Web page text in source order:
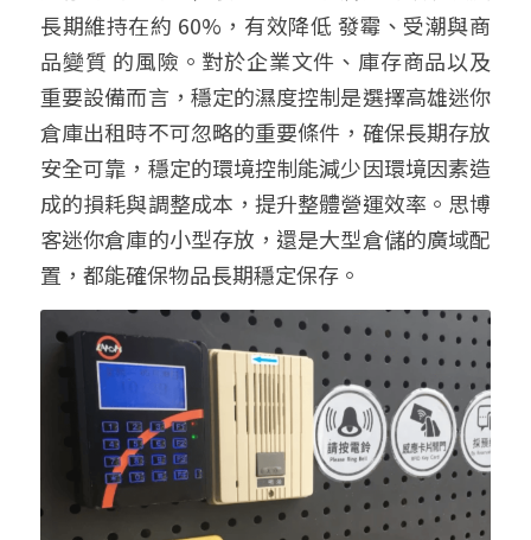
長期維持在約 60%，有效降低 發霉、受潮與商
品變質 的風險。對於企業文件、庫存商品以及
重要設備而言，穩定的濕度控制是選擇高雄迷你
倉庫出租時不可忽略的重要條件，確保長期存放
安全可靠 ，穩定的環境控制能減少因環境因素造
成的損耗與調整成本，提升整體營運效率 。 思博
客迷你倉庫的小型存放，還是大型倉儲的廣域配
置，都能確保物品長期穩定保存。